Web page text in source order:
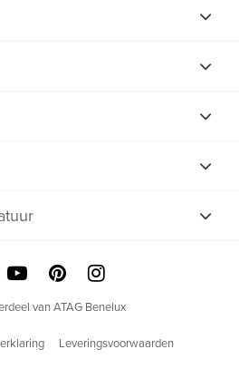
van ATAG Benelux
Leveringsvoorwaarden